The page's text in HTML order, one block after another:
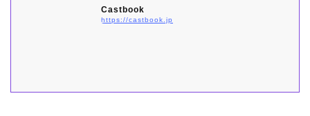
Castbook
https://castbook.jp